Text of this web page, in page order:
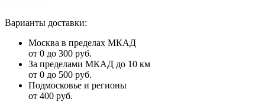
Варианты доставки:
Москва в пределах МКАД
от 0 до 300 руб.
За пределами МКАД до 10 км
от 0 до 500 руб.
Подмосковье и регионы
от 400 руб.